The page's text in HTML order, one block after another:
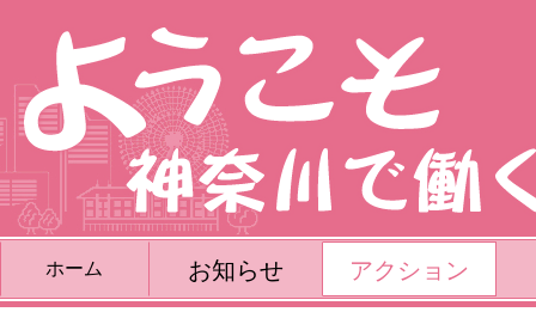
ホーム お知らせ アクション